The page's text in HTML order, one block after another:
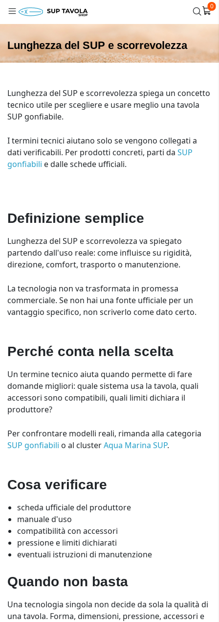
0
Lunghezza del SUP e scorrevolezza
Lunghezza del SUP e scorrevolezza spiega un concetto
tecnico utile per scegliere e usare meglio una tavola
SUP gonfiabile.
I termini tecnici aiutano solo se vengono collegati a
dati verificabili. Per prodotti concreti, parti da SUP
gonfiabili e dalle schede ufficiali.
Definizione semplice
Lunghezza del SUP e scorrevolezza va spiegato
partendo dall'uso reale: come influisce su rigidità,
direzione, comfort, trasporto o manutenzione.
La tecnologia non va trasformata in promessa
commerciale. Se non hai una fonte ufficiale per un
vantaggio specifico, non scriverlo come dato certo.
Perché conta nella scelta
Un termine tecnico aiuta quando permette di fare
domande migliori: quale sistema usa la tavola, quali
accessori sono compatibili, quali limiti dichiara il
produttore?
Per confrontare modelli reali, rimanda alla categoria
SUP gonfiabili o al clusterAqua Marina SUP.
Cosa verificare
scheda ufficiale del produttore
manuale d'uso
compatibilità con accessori
pressione e limiti dichiarati
eventuali istruzioni di manutenzione
Quando non basta
Una tecnologia singola non decide da sola la qualità di
una tavola. Forma, dimensioni, pressione, accessori e